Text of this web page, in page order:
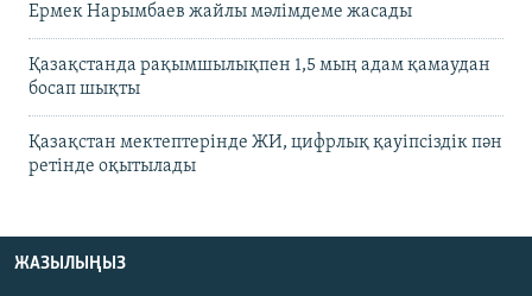
Ермек Нарымбаев жайлы мәлімдеме жасады
Қазақстанда рақымшылықпен 1,5 мың адам қамаудан
босап шықты
Қазақстан мектептерінде ЖИ, цифрлық қауіпсіздік пән
ретінде оқытылады
ЖАЗЫЛЫҢЫЗ